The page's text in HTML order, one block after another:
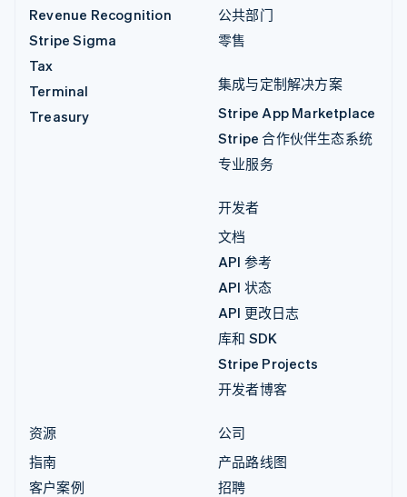
Revenue Recognition
Stripe Sigma
Tax
Terminal
Treasury
公共部门
零售
集成与定制解决方案
Stripe App Marketplace
Stripe 合作伙伴生态系统
专业服务
开发者
文档
API 参考
API 状态
API 更改日志
库和 SDK
Stripe Projects
开发者博客
资源
指南
客户案例
公司
产品路线图
招聘